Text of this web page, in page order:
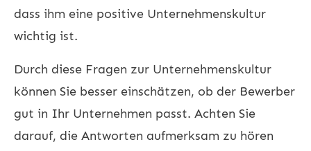
dass ihm eine positive Unternehmenskultur
wichtig ist.
Durch diese Fragen zur Unternehmenskultur
können Sie besser einschätzen, ob der Bewerber
gut in Ihr Unternehmen passt. Achten Sie
darauf, die Antworten aufmerksam zu hören